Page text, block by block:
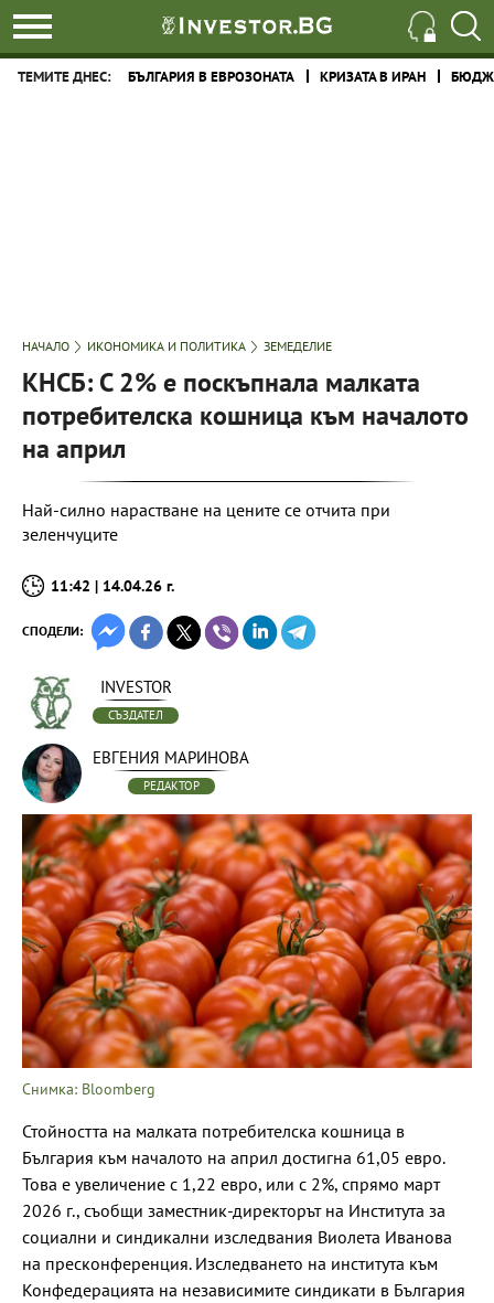
ТЕМИТЕ ДНЕС: БЪЛГАРИЯ В ЕВРОЗОНАТА КРИЗАТА В ИРАН
НАЧАЛО ИКОНОМИКА И ПОЛИТИКА ЗЕМЕДЕЛИЕ
КНСБ: С 2% е поскъпнала малката
потребителска кошница към началото
на април
Най-силно нарастване на цените се отчита при
зеленчуците
11:42 | 14.04.26 г.
СПОДЕЛИ:
INVESTOR
СЪЗДАТЕЛ
ЕВГЕНИЯ МАРИНОВА
РЕДАКТОР
Снимка: Bloomberg
Стойността на малката потребителска кошница в
България към началото на април достигна 61,05 евро.
Това е увеличение с 1,22 евро, или с 2%, спрямо март
2026 г., съобщи заместник-директорът на Института за
социални и синдикални изследвания Виолета Иванова
на пресконференция. Изследването на института към
Конфедерацията на независимите синдикати в България